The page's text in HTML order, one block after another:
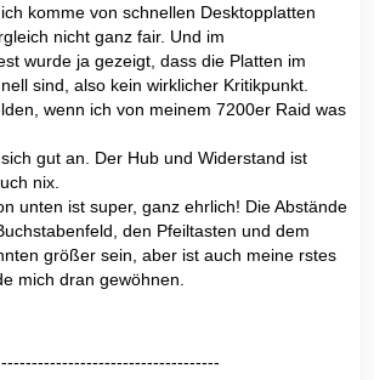
komme von schnellen Desktopplatten
nicht ganz fair. Und im
wurde ja gezeigt, dass die Platten im
sind, also kein wirklicher Kritikpunkt.
wenn ich von meinem 7200er Raid was
gut an. Der Hub und Widerstand ist
nix.
unten ist super, ganz ehrlich! Die Abstände
den Pfeiltasten und dem
größer sein, aber ist auch meine rstes
mich dran gewöhnen.